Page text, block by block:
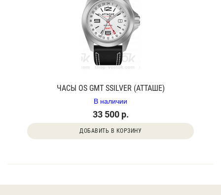
ЧАСЫ OS GMT SSILVER (АТТАШЕ)
В наличии
33 500 р.
ДОБАВИТЬ В КОРЗИНУ